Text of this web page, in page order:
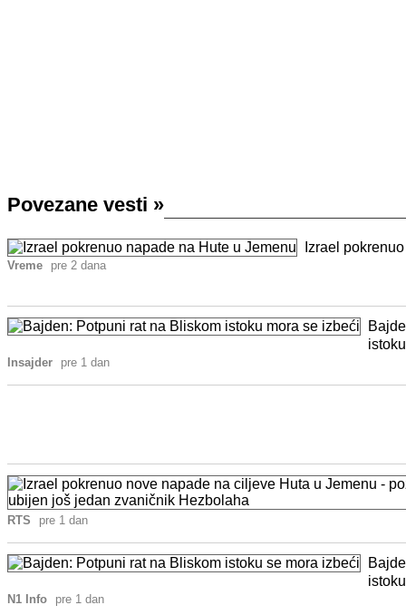
Povezane vesti »
Izrael
Vreme pre 2 dana
Insajder pre 1 dan
RTS pre 1 dan
N1 Info pre 1 dan